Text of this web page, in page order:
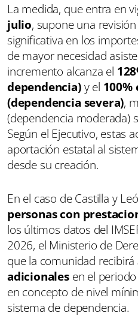
La medida, que entra en
julio, supone una
significativa en los
de mayor necesidad
incremento alcanza el
dependencia)y el 100%
(dependencia severa),
(dependencia moderada)
Según el Ejecutivo, estas
aportación estatal al
desde su creación.
En el caso de Castilla y
personas con
los últimos datos del
2026, el Ministerio de
que la comunidad recibirá
adicionalesen el
en concepto de nivel
sistema de dependencia.